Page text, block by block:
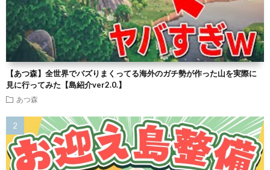
【あつ森】全世界でバズりまくってる海外のガチ勢が作った山を実際に
見に行ってみた【島紹介ver2.0.】
あつ森